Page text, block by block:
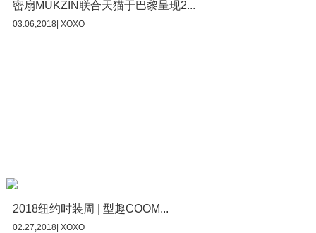
密扇MUKZIN联合天猫于巴黎呈现2...
03.06,2018| XOXO
2018纽约时装周 | 型趣COOM...
02.27,2018| XOXO